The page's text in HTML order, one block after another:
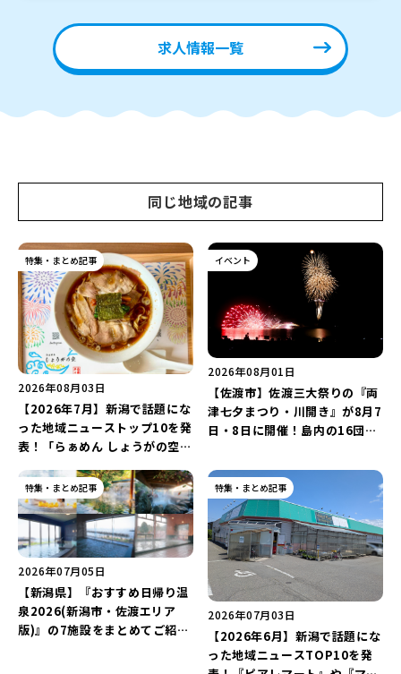
求人情報一覧
同じ地域の記事
特集・まとめ記事
2026年08月03日
【2026年7月】新潟で話題にな
った地域ニューストップ10を発
表！「らぁめん しょうがの空」
閉店の注目記事をランキングで
ご紹介♪
イベント
2026年08月01日
【佐渡市】佐渡三大祭りの『両
津七夕まつり・川開き』が8月7
日・8日に開催！島内の16団体
♪
特集・まとめ記事
2026年07月05日
【新潟県】『おすすめ日帰り温
泉2026(新潟市・佐渡エリア
版)』の7施設をまとめてご紹
特集・まとめ記事
2026年07月03日
【2026年6月】新潟で話題にな
った地域ニュースTOP10を発